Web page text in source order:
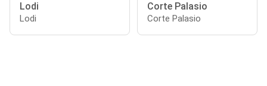
Lodi
Lodi
Corte Palasio
Corte Palasio